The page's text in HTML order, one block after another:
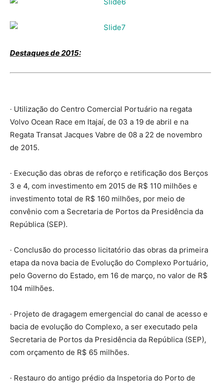
Destaques de 2015:
· Utilização do Centro Comercial Portuário na regata
Volvo Ocean Race em Itajaí, de 03 a 19 de abril e na
Regata Transat Jacques Vabre de 08 a 22 de novembro
de 2015.
· Execução das obras de reforço e retificação dos Berços
3 e 4, com investimento em 2015 de R$ 110 milhões e
investimento total de R$ 160 milhões, por meio de
convênio com a Secretaria de Portos da Presidência da
República (SEP).
· Conclusão do processo licitatório das obras da primeira
etapa da nova bacia de Evolução do Complexo Portuário,
pelo Governo do Estado, em 16 de março, no valor de R$
104 milhões.
· Projeto de dragagem emergencial do canal de acesso e
bacia de evolução do Complexo, a ser executado pela
Secretaria de Portos da Presidência da República (SEP),
com orçamento de R$ 65 milhões.
· Restauro do antigo prédio da Inspetoria do Porto de